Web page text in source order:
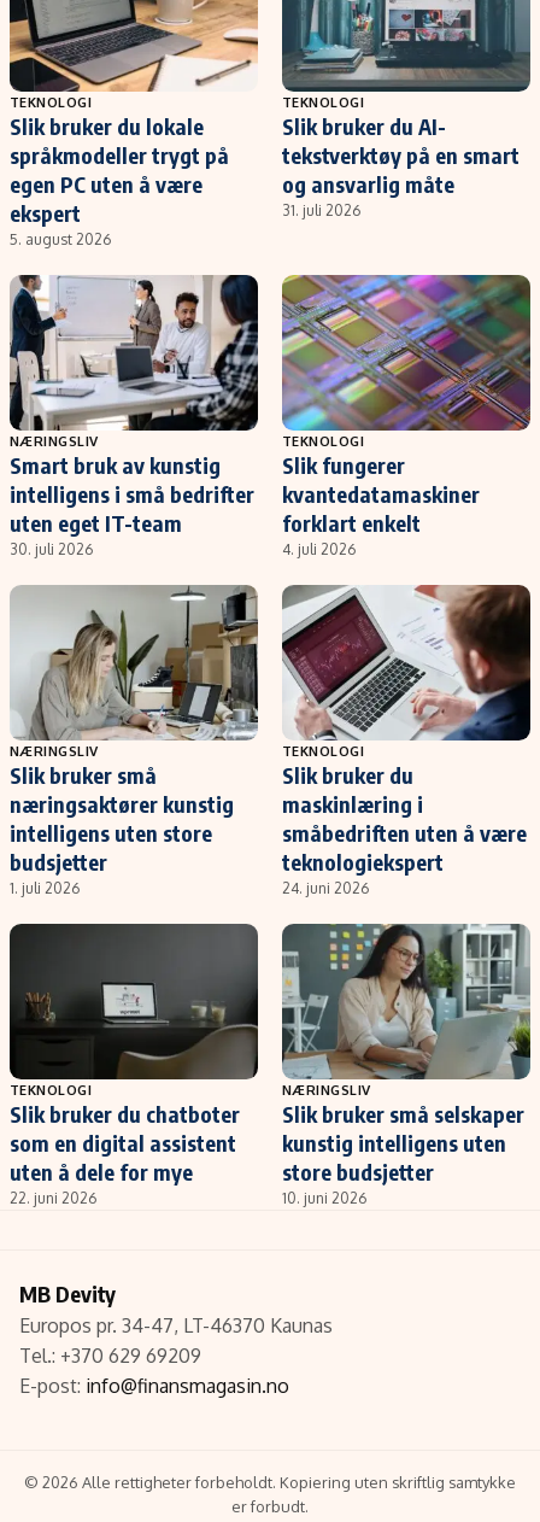
TEKNOLOGI
Slik bruker du lokale
språkmodeller trygt på
egen PC uten å være
ekspert
5. august 2026
TEKNOLOGI
Slik bruker du AI-
tekstverktøy på en smart
og ansvarlig måte
31. juli 2026
NÆRINGSLIV
Smart bruk av kunstig
intelligens i små bedrifter
uten eget IT-team
30. juli 2026
TEKNOLOGI
Slik fungerer
kvantedatamaskiner
forklart enkelt
4. juli 2026
NÆRINGSLIV
Slik bruker små
næringsaktører kunstig
intelligens uten store
budsjetter
1. juli 2026
TEKNOLOGI
Slik bruker du
maskinlæring i
småbedriften uten å være
teknologiekspert
24. juni 2026
TEKNOLOGI
Slik bruker du chatboter
som en digital assistent
uten å dele for mye
22. juni 2026
NÆRINGSLIV
Slik bruker små selskaper
kunstig intelligens uten
store budsjetter
10. juni 2026
MB Devity
Europos pr. 34-47, LT-46370 Kaunas
Tel.: +370 629 69209
E-post: info@finansmagasin.no
© 2026 Alle rettigheter forbeholdt. Kopiering uten skriftlig samtykke
er forbudt.